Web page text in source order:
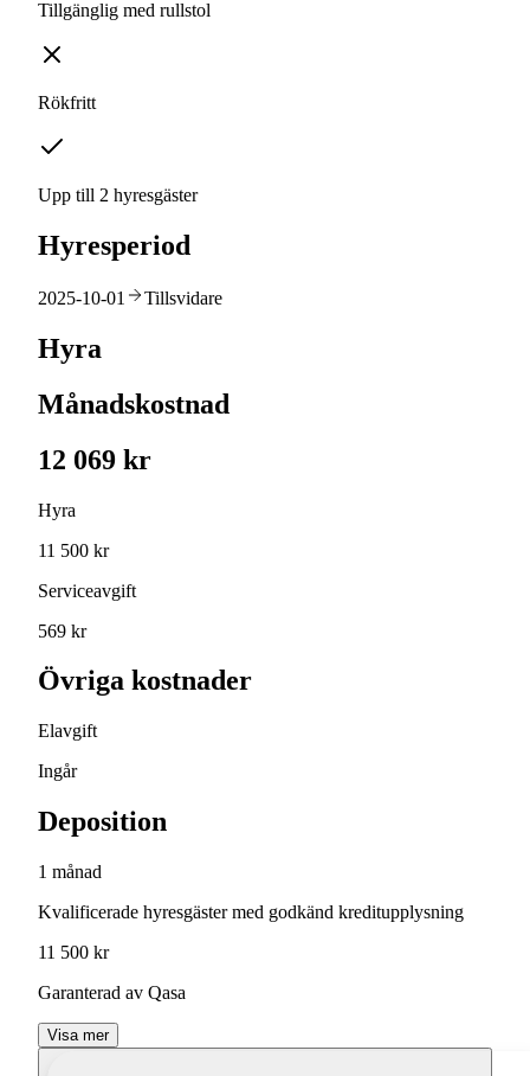
Tillgänglig med rullstol
Rökfritt
Upp till 2 hyresgäster
Hyresperiod
2025-10-01 Tillsvidare
Hyra
Månadskostnad
12 069 kr
Hyra
11 500 kr
Serviceavgift
569 kr
Övriga kostnader
Elavgift
Ingår
Deposition
1 månad
Kvalificerade hyresgäster med godkänd kreditupplysning
11 500 kr
Garanterad av Qasa
Visa mer